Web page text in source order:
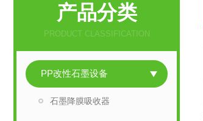
产品分类
PRODUCT CLASSIFICATION
PP改性石墨设备
石墨降膜吸收器